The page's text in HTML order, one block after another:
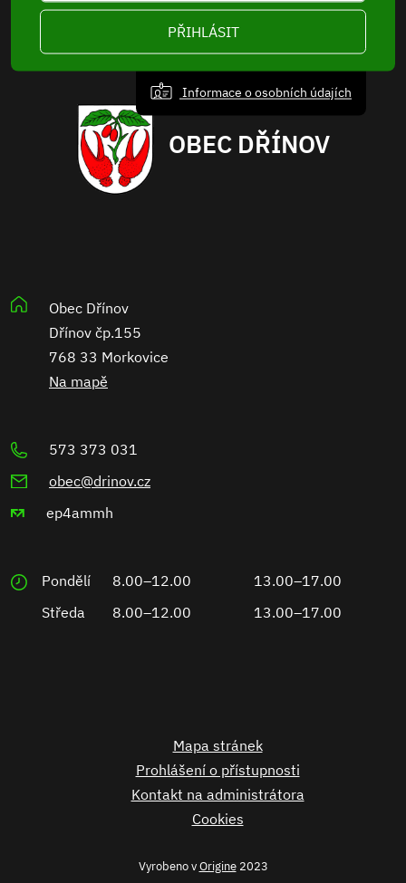
PŘIHLÁSIT
Informace o osobních údajích
OBEC DŘÍNOV
Obec Dřínov
Dřínov čp.155
768 33 Morkovice
Na mapě
573 373 031
obec@drinov.cz
ep4ammh
Pondělí 8.00–12.00
13.00–17.00
Středa
8.00–12.00 13.00–17.00
Mapa stránek
Prohlášení o přístupnosti
Kontakt na administrátora
Cookies
Vyrobeno vOrigine2023